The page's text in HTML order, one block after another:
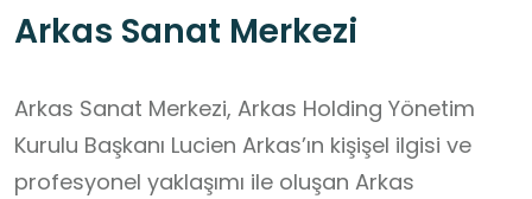
Arkas Sanat Merkezi
Arkas Sanat Merkezi, Arkas Holding Yönetim
Kurulu Başkanı Lucien Arkas’ın kişişel ilgisi ve
profesyonel yaklaşımı ile oluşan Arkas